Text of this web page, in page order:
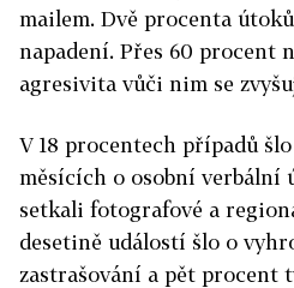
mailem. Dvě procenta
napadení. Přes 60 procent
agresivita vůči nim se
V 18 procentech případů
měsících o osobní verbální
setkali fotografové a
desetině událostí šlo o
zastrašování a pět procent